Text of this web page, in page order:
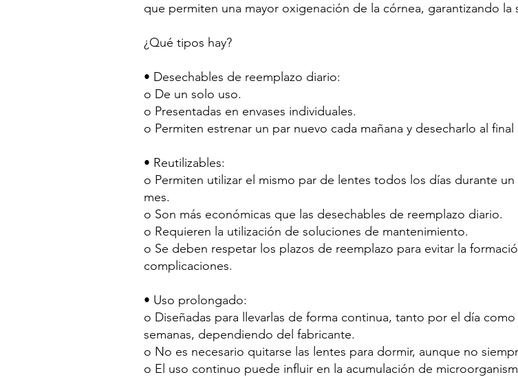
que permiten una mayor oxigenación de la córnea, garantizando la
¿Qué tipos hay?
• Desechables de reemplazo diario:
o De un solo uso.
o Presentadas en envases individuales.
o Permiten estrenar un par nuevo cada mañana y desecharlo al final
• Reutilizables:
o Permiten utilizar el mismo par de lentes todos los días durante
mes.
o Son más económicas que las desechables de reemplazo diario.
o Requieren la utilización de soluciones de mantenimiento.
o Se deben respetar los plazos de reemplazo para evitar la
complicaciones.
• Uso prolongado:
o Diseñadas para llevarlas de forma continua, tanto por el día
semanas, dependiendo del fabricante.
o No es necesario quitarse las lentes para dormir, aunque no
o El uso continuo puede influir en la acumulación de